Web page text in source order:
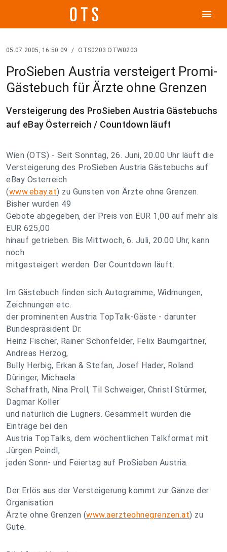
menu
05.07.2005, 16:50:09 / OTS0203 OTW0203
ProSieben Austria versteigert Promi-
Gästebuch für Ärzte ohne Grenzen
Versteigerung des ProSieben Austria Gästebuchs
auf eBay Österreich / Countdown läuft
Wien (OTS) - Seit Sonntag, 26. Juni, 20.00 Uhr läuft die
Versteigerung des ProSieben Austria Gästebuchs auf
eBay Österreich
(www.ebay.at) zu Gunsten von Ärzte ohne Grenzen.
Bisher wurden 49
Gebote abgegeben, der Preis von EUR 1,00 auf mehr als
EUR 625,00
hinauf getrieben. Bis Mittwoch, 6. Juli, 20.00 Uhr, kann
noch
mitgesteigert werden. Der Countdown läuft.
Im Gästebuch finden sich Autogramme, Widmungen,
Zeichnungen etc.
der prominenten Austria TopTalk-Gäste - darunter
Bundespräsident Dr.
Heinz Fischer, Rainer Schönfelder, Felix Baumgartner,
Andreas Herzog,
Bully Herbig, Erkan & Stefan, Josef Hader, Roland
Düringer, Michaela
Schaffrath, Nina Proll, Til Schweiger, Christl Stürmer,
Dagmar Koller
und natürlich die Lugners. Gesammelt wurden die
Einträge bei den
Austria TopTalks, dem wöchentlichen Talkformat mit
Jürgen Peindl,
jeden Sonn- und Feiertag auf ProSieben Austria.
Der Erlös aus der Versteigerung kommt zur Gänze der
Organisation
Ärzte ohne Grenzen (www.aerzteohnegrenzen.at) zu
Gute.